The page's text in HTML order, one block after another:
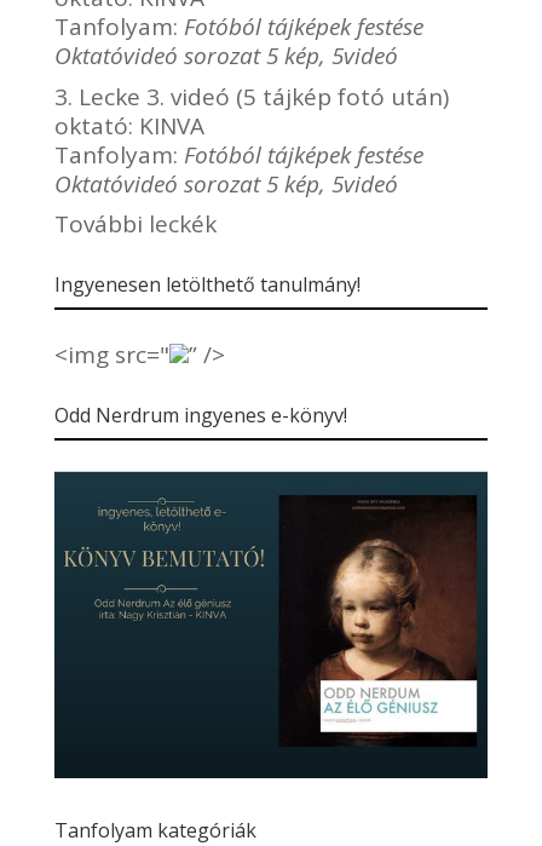
Tanfolyam: Fotóból tájképek festése
Oktatóvideó sorozat 5 kép, 5videó
3. Lecke 3. videó (5 tájkép fotó után)
oktató: KINVA
Tanfolyam: Fotóból tájképek festése
Oktatóvideó sorozat 5 kép, 5videó
További leckék
Ingyenesen letölthető tanulmány!
<img src=" ” />
Odd Nerdrum ingyenes e-könyv!
Tanfolyam kategóriák